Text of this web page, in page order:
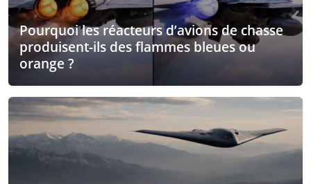
Pourquoi les réacteurs d’avions de chasse
produisent-ils des flammes bleues ou
orange ?